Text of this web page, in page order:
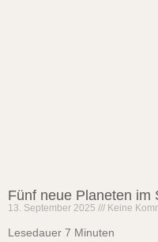
Fünf neue Planeten im
13. September 2025 Keine
Lesedauer 7 Minuten